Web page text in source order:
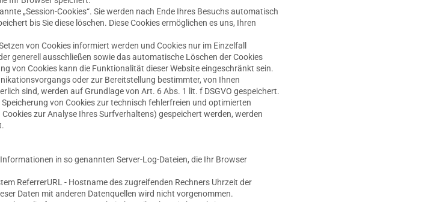
„Session-Cookies“. Sie werden nach Ende Ihres Besuchs automatisch
bis Sie diese löschen. Diese Cookies ermöglichen es uns, Ihren
von Cookies informiert werden und Cookies nur im Einzelfall
generell ausschließen sowie das automatische Löschen der Cookies
von Cookies kann die Funktionalität dieser Website eingeschränkt sein.
oder zur Bereitstellung bestimmter, von Ihnen
sind, werden auf Grundlage von Art. 6 Abs. 1 lit. f DSGVO gespeichert.
von Cookies zur technisch fehlerfreien und optimierten
zur Analyse Ihres Surfverhaltens) gespeichert werden, werden
in so genannten Server-Log-Dateien, die Ihr Browser
ReferrerURL - Hostname des zugreifenden Rechners Uhrzeit der
Daten mit anderen Datenquellen wird nicht vorgenommen.